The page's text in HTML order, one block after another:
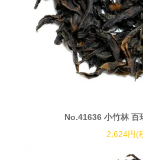
No.41636 小竹林 百
2,624円(